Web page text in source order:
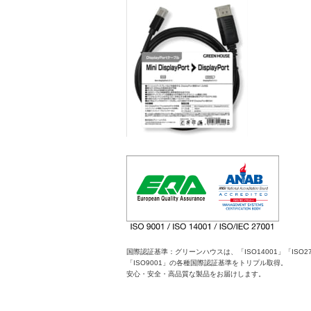
国際認証基準：グリーンハウスは、「ISO14001」「
「ISO9001」の各種国際認証基準をトリプル取得。
安心・安全・高品質な製品をお届けします。